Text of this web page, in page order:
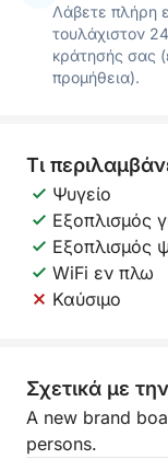
Λάβετε πλήρη
τουλάχιστον
κράτησής σας
προμήθεια).
Τι
Ψυγείο
Εξοπλισμός
Εξοπλισμός
WiFi εν πλω
Καύσιμο
Σχετικά με
A new brand
persons.